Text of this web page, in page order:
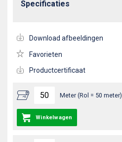
Meter (Rol = 50 meter)
Winkelwagen
Specificaties
Download afbeeldingen
Favorieten
Productcertificaat